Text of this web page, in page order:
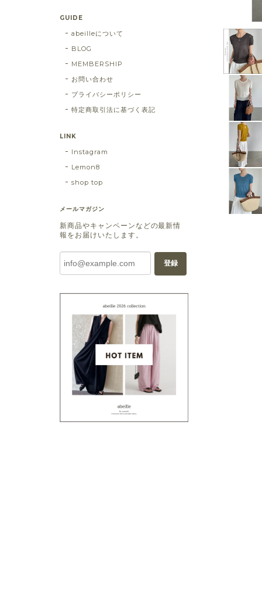
GUIDE
abeilleについて
BLOG
MEMBERSHIP
お問い合わせ
プライバシーポリシー
特定商取引法に基づく表記
LINK
Instagram
Lemon8
shop top
メールマガジン
新商品やキャンペーンなどの最新情
報をお届けいたします。
登録